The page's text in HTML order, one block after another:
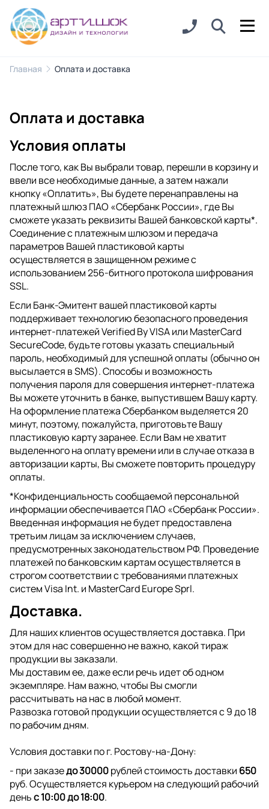
Главная Оплата и доставка
Оплата и доставка
Условия оплаты
После того, как Вы выбрали товар, перешли в корзину и
ввели все необходимые данные, а затем нажали
кнопку «Оплатить», Вы будете перенаправлены на
платежный шлюз ПАО «Сбербанк России», где Вы
сможете указать реквизиты Вашей банковской карты*.
Соединение с платежным шлюзом и передача
параметров Вашей пластиковой карты
осуществляется в защищенном режиме с
использованием 256-битного протокола шифрования
SSL.
Если Банк-Эмитент вашей пластиковой карты
поддерживает технологию безопасного проведения
интернет-платежей Verified By VISA или MasterCard
SecureCode, будьте готовы указать специальный
пароль, необходимый для успешной оплаты (обычно он
высылается в SMS). Способы и возможность
получения пароля для совершения интернет-платежа
Вы можете уточнить в банке, выпустившем Вашу карту.
На оформление платежа Сбербанком выделяется 20
минут, поэтому, пожалуйста, приготовьте Вашу
пластиковую карту заранее. Если Вам не хватит
выделенного на оплату времени или в случае отказа в
авторизации карты, Вы сможете повторить процедуру
оплаты.
*Конфиденциальность сообщаемой персональной
информации обеспечивается ПАО «Сбербанк России».
Введенная информация не будет предоставлена
третьим лицам за исключением случаев,
предусмотренных законодательством РФ. Проведение
платежей по банковским картам осуществляется в
строгом соответствии с требованиями платежных
систем Visa Int. и MasterCard Europe Sprl.
Доставка.
Для наших клиентов осуществляется доставка. При
этом для нас совершенно не важно, какой тираж
продукции вы заказали.
Мы доставим ее, даже если речь идет об одном
экземпляре. Нам важно, чтобы Вы смогли
рассчитывать на нас в любой момент.
Развозка готовой продукции осуществляется с 9 до 18
по рабочим дням.
Условия доставки по г. Ростову-на-Дону:
- при заказедо 30000рублей стоимость доставки 650
руб. Осуществляется курьером на следующий рабочий
деньс 10:00 до 18:00.